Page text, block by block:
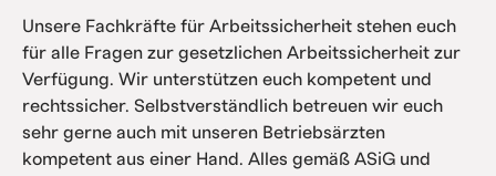
Unsere Fachkräfte für Arbeitssicherheit stehen euch
für alle Fragen zur gesetzlichen Arbeitssicherheit zur
Verfügung. Wir unterstützen euch kompetent und
rechtssicher. Selbstverständlich betreuen wir euch
sehr gerne auch mit unseren Betriebsärzten
kompetent aus einer Hand. Alles gemäß ASiG und